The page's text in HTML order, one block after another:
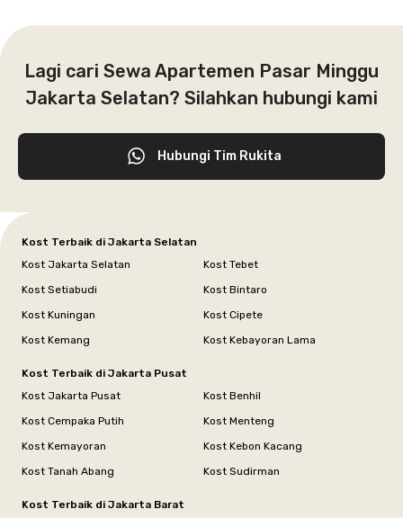
Lagi cari Sewa Apartemen Pasar Minggu
Jakarta Selatan? Silahkan hubungi kami
Hubungi Tim Rukita
Kost Terbaik di Jakarta Selatan
Kost Jakarta Selatan
Kost Tebet
Kost Setiabudi
Kost Bintaro
Kost Kuningan
Kost Cipete
Kost Kemang
Kost Kebayoran Lama
Kost Terbaik di Jakarta Pusat
Kost Jakarta Pusat
Kost Benhil
Kost Cempaka Putih
Kost Menteng
Kost Kemayoran
Kost Kebon Kacang
Kost Tanah Abang
Kost Sudirman
Kost Terbaik di Jakarta Barat